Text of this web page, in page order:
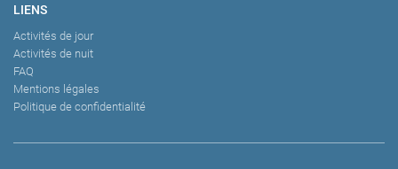
LIENS
Activités de jour
Activités de nuit
FAQ
Mentions légales
Politique de confidentialité